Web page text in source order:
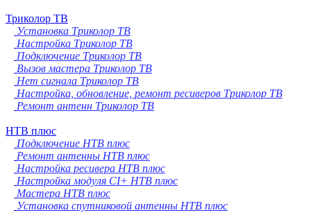
Триколор ТВ
Установка Триколор ТВ
Настройка Триколор ТВ
Подключение Триколор ТВ
Вызов мастера Триколор ТВ
Нет сигнала Триколор ТВ
Настройка, обновление, ремонт ресиверов Триколор ТВ
Ремонт антенн Триколор ТВ
НТВ плюс
Подключение НТВ плюс
Ремонт антенны НТВ плюс
Настройка ресивера НТВ плюс
Настройка модуля CI+ НТВ плюс
Мастера НТВ плюс
Установка спутниковой антенны НТВ плюс